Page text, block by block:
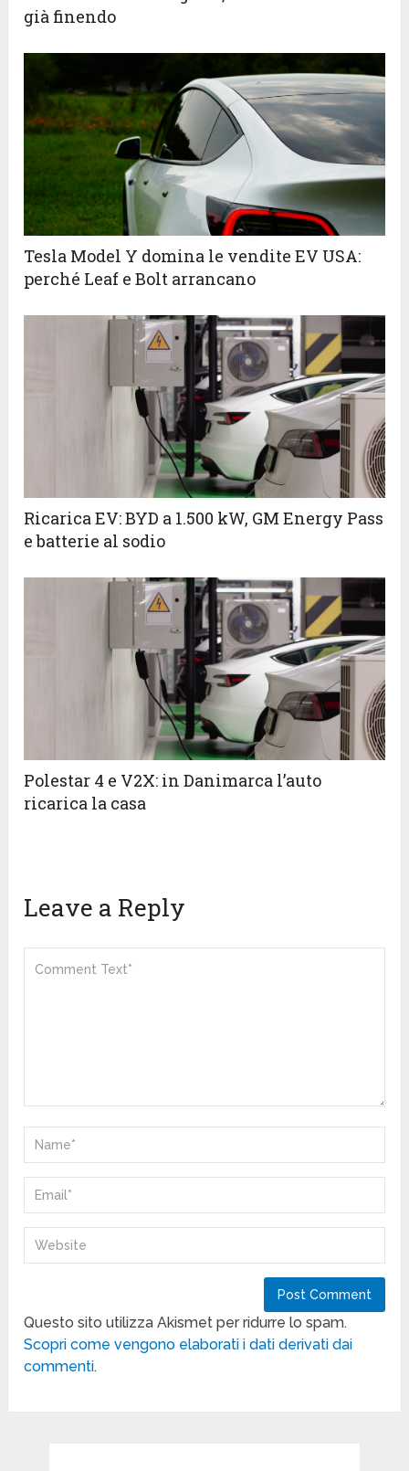
già finendo
Tesla Model Y domina le vendite EV USA:
perché Leaf e Bolt arrancano
Ricarica EV: BYD a 1.500 kW, GM Energy Pass
e batterie al sodio
Polestar 4 e V2X: in Danimarca l’auto
ricarica la casa
Leave a Reply
Questo sito utilizza Akismet per ridurre lo spam.
Scopri come vengono elaborati i dati derivati dai
commenti.